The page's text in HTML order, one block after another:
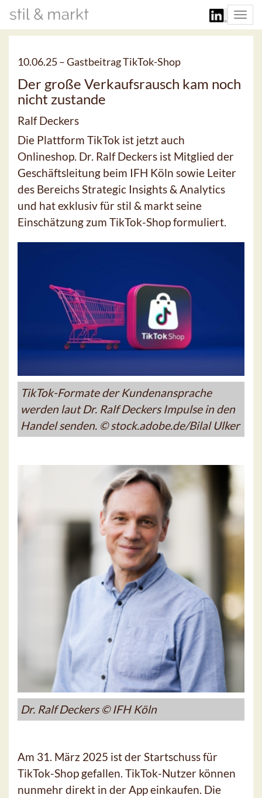
10.06.25 –Gastbeitrag TikTok-Shop
Der große Verkaufsrausch kam noch
nicht zustande
Ralf Deckers
Die Plattform TikTok ist jetzt auch
Onlineshop. Dr. Ralf Deckers ist Mitglied der
Geschäftsleitung beim IFH Köln sowie Leiter
des Bereichs Strategic Insights & Analytics
und hat exklusiv für stil & markt seine
Einschätzung zum TikTok-Shop formuliert.
TikTok-Formate der Kundenansprache
werden laut Dr. Ralf Deckers Impulse in den
Handel senden. © stock.adobe.de/Bilal Ulker
Dr. Ralf Deckers © IFH Köln
Am 31. März 2025 ist der Startschuss für
TikTok-Shop gefallen. TikTok-Nutzer können
nunmehr direkt in der App einkaufen. Die